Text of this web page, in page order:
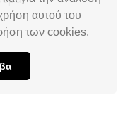
αυτού του
των cookies.